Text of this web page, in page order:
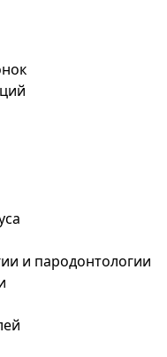
и пародонтологии